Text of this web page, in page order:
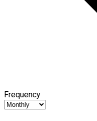
Frequency